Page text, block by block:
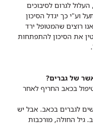
לגרום לסיבוכים
וע"י כך יגדל הסיכון
רוצים שהמטופל ירד
את הסיכון להתפתחות
של גברים?
בכאב החריף לאחר
לגברים בכאב. אבל יש
גיל החולה, מורכבות